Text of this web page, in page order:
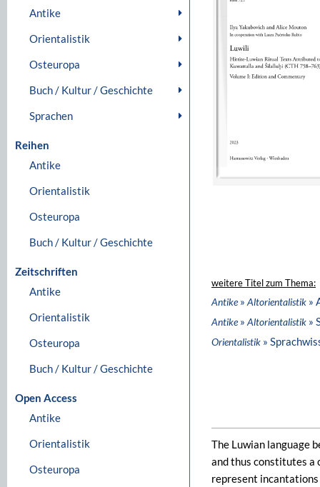
Antike
Orientalistik
Osteuropa
Buch / Kultur / Geschichte
Sprachen
Reihen
Antike
Orientalistik
Osteuropa
Buch / Kultur / Geschichte
Zeitschriften
Antike
Orientalistik
Osteuropa
Buch / Kultur / Geschichte
Open Access
Antike
Orientalistik
Osteuropa
weitere Titel zum Thema:
Antike» Altorientalistik »
Antike» Altorientalistik »
Orientalistik »
The Luwian language
and thus constitutes a
represent